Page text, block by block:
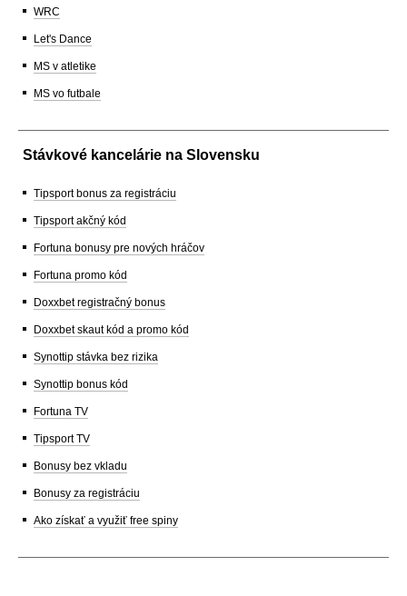
WRC
Let's Dance
MS v atletike
MS vo futbale
Stávkové kancelárie na Slovensku
Tipsport bonus za registráciu
Tipsport akčný kód
Fortuna bonusy pre nových hráčov
Fortuna promo kód
Doxxbet registračný bonus
Doxxbet skaut kód a promo kód
Synottip stávka bez rizika
Synottip bonus kód
Fortuna TV
Tipsport TV
Bonusy bez vkladu
Bonusy za registráciu
Ako získať a využiť free spiny